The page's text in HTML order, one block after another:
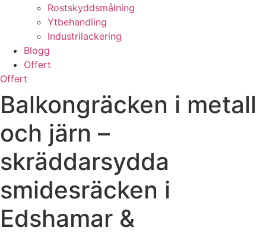
Rostskyddsmålning
Ytbehandling
Industrilackering
Blogg
Offert
Offert
Balkongräcken i metall
och järn –
skräddarsydda
smidesräcken i
Edshamar &